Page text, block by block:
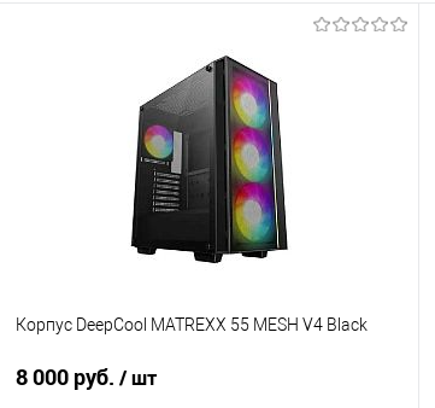
В корзину
Купить в 1 клик
Сравнение
В наличии
Корпус DeepCool MATREXX 55 MESH V4 Black
8 000 руб. / шт